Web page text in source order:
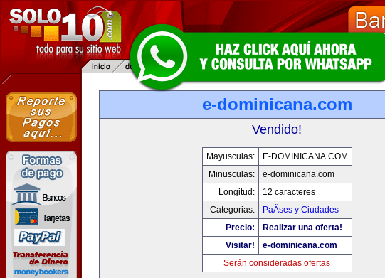
e-dominicana.com
Vendido!
Mayusculas:
E-DOMINICANA.COM
Minusculas:
e-dominicana.com
Longitud:
12 caracteres
Categorias:
PaÃ­ses y Ciudades
Precio:
Realizar una oferta!
Visitar!
e-dominicana.com
Serán consideradas ofertas